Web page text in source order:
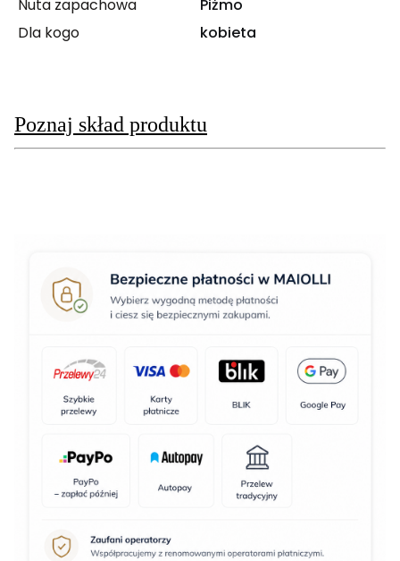
Nuta zapachowa
Piżmo
Dla kogo
kobieta
Poznaj skład produktu